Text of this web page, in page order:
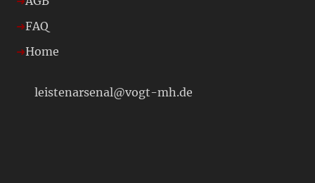
FAQ
Home
leistenarsenal@vogt-mh.de